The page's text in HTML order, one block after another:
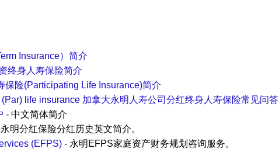
Insurance）简介
终身人寿保险简介
保险(Participating Life Insurance)简介
life insurance 加拿大永明人寿公司分红终身人寿保险常见问答
- 中文简体简介
明分红保险分红历史英文简介。
(EFPS) - 永明EFPS家庭资产财务规划咨询服务。